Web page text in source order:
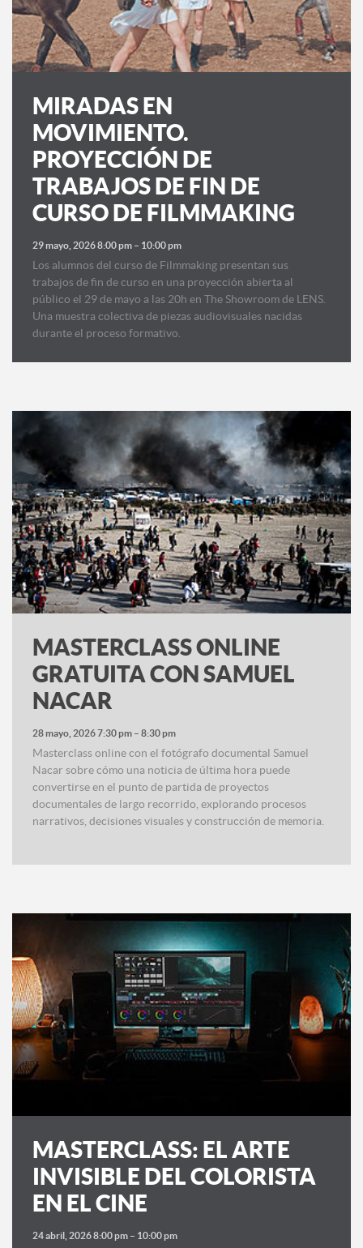
MIRADAS EN
MOVIMIENTO.
PROYECCIÓN DE
TRABAJOS DE FIN DE
CURSO DE FILMMAKING
29 mayo, 2026 8:00 pm – 10:00 pm
Los alumnos del curso de Filmmaking presentan sus
trabajos de fin de curso en una proyección abierta al
público el 29 de mayo a las 20h en The Showroom de LENS.
Una muestra colectiva de piezas audiovisuales nacidas
durante el proceso formativo.
MASTERCLASS ONLINE
GRATUITA CON SAMUEL
NACAR
28 mayo, 2026 7:30 pm – 8:30 pm
Masterclass online con el fotógrafo documental Samuel
Nacar sobre cómo una noticia de última hora puede
convertirse en el punto de partida de proyectos
documentales de largo recorrido, explorando procesos
narrativos, decisiones visuales y construcción de memoria.
MASTERCLASS: EL ARTE
INVISIBLE DEL COLORISTA
EN EL CINE
24 abril, 2026 8:00 pm – 10:00 pm